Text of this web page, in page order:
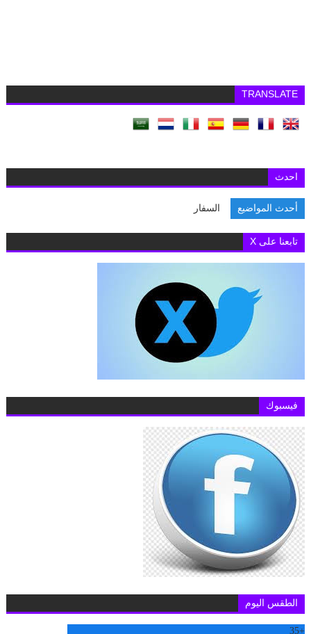
TRANSLATE
احدث
أحدث المواضيع السفارة البري
تابعنا على X
فيسبوك
الطقس اليوم
+
35